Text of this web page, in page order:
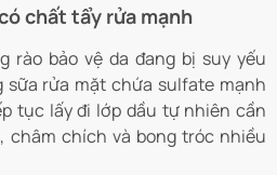
chất tẩy rửa mạnh
rào bảo vệ da đang bị suy yếu
sữa rửa mặt chứa sulfate mạnh
tục lấy đi lớp dầu tự nhiên cần
châm chích và bong tróc nhiều